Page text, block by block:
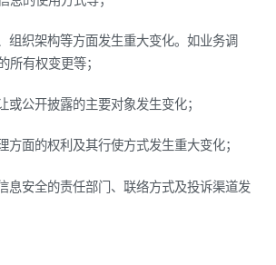
组织架构等方面发生重大变化。如业务调
所有权变更等；
或公开披露的主要对象发生变化；
方面的权利及其行使方式发生重大变化；
息安全的责任部门、联络方式及投诉渠道发